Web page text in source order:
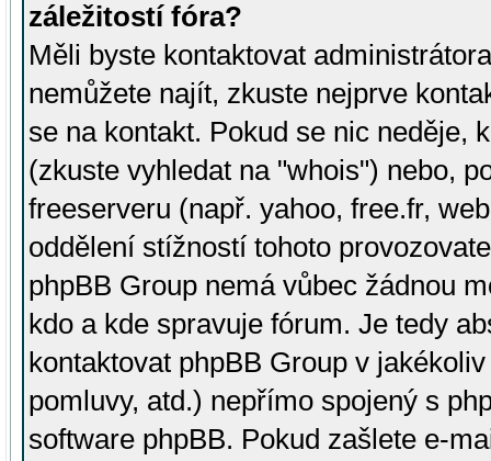
záležitostí fóra?
Měli byste kontaktovat
nemůžete najít, zkuste nejprve
se na kontakt. Pokud se nic neděje,
(zkuste vyhledat na "whois") nebo,
freeserveru (např. yahoo, free.fr,
oddělení stížností tohoto
phpBB Group nemá vůbec žádnou
kdo a kde spravuje fórum. Je tedy
kontaktovat phpBB Group v
pomluvy, atd.) nepřímo spojený s
software phpBB. Pokud zašlete e-